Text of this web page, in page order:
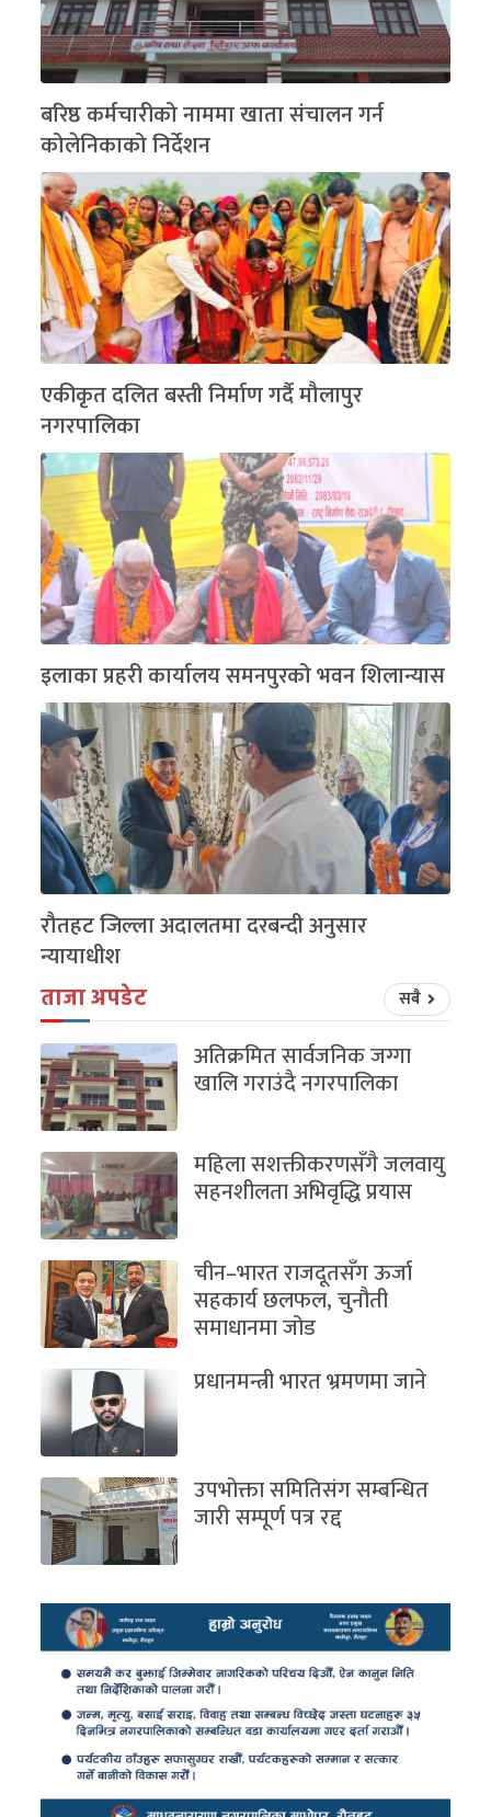
बरिष्ठ कर्मचारीको नाममा खाता संचालन गर्न
कोलेनिकाको निर्देशन
एकीकृत दलित बस्ती निर्माण गर्दै मौलापुर
नगरपालिका
इलाका प्रहरी कार्यालय समनपुरको भवन शिलान्यास
रौतहट जिल्ला अदालतमा दरबन्दी अनुसार
न्यायाधीश
ताजा अपडेट सबै
अतिक्रमित सार्वजनिक जग्गा
खालि गराउंदै नगरपालिका
महिला सशक्तीकरणसँगै जलवायु
सहनशीलता अभिवृद्धि प्रयास
चीन–भारत राजदूतसँग ऊर्जा
सहकार्य छलफल, चुनौती
समाधानमा जोड
प्रधानमन्त्री भारत भ्रमणमा जाने
उपभोक्ता समितिसंग सम्बन्धित
जारी सम्पूर्ण पत्र रद्द